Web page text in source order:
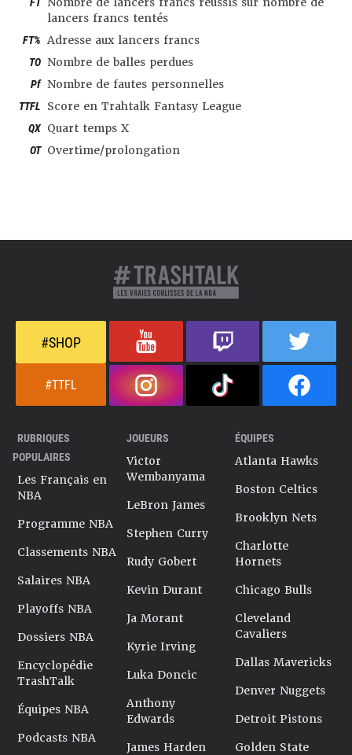
lancers francs tentés
FT% Adresse aux lancers francs
TO Nombre de balles perdues
Pf Nombre de fautes personnelles
TTFL Score en Trahtalk Fantasy League
QX Quart temps X
OT Overtime/prolongation
#SHOP
#TTFL
RUBRIQUES
POPULAIRES
Les Français en
NBA
Programme NBA
Classements NBA
Salaires NBA
Playoffs NBA
Dossiers NBA
Encyclopédie
TrashTalk
Équipes NBA
Podcasts NBA
JOUEURS
Victor
Wembanyama
LeBron James
Stephen Curry
Rudy Gobert
Kevin Durant
Ja Morant
Kyrie Irving
Luka Doncic
Anthony
Edwards
James Harden
ÉQUIPES
Atlanta Hawks
Boston Celtics
Brooklyn Nets
Charlotte
Hornets
Chicago Bulls
Cleveland
Cavaliers
Dallas Mavericks
Denver Nuggets
Detroit Pistons
Golden State